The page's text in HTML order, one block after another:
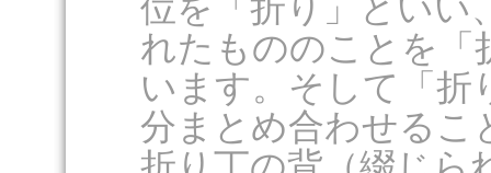
位を「折り」といい
れたもののことを「
います。そして「折
分まとめ合わせるこ